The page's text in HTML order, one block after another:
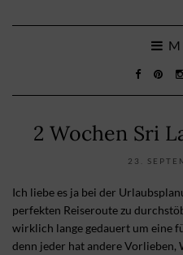
2 Wochen Sri
23.
Ich liebe es ja bei der
perfekten Reiseroute zu
wirklich lange gedauert um eine
denn jeder hat andere Vorlieben,